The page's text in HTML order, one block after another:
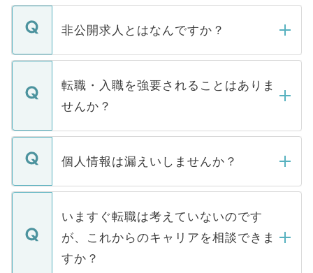
ご登録いただきましたら、弊社担当者がご
登録内容を確認し、その後メールもしくは
ます。通常、5営業日以内にはご連絡をせて
いただきますので、しばらくお待ちくださ
い。
非公開求人とはなんですか？
マイナビDOCTORで取り扱っている求人の
うち約3割は、Webサイトからご覧いただ
けない「非公開求人」です。非公開求人は
下記の理由によって、一般には公開してい
ません。
■応募殺到を避けるため 人気のある医療機
関を公にしてしまうと、応募が殺到する場
に、医療機関が求める条件に合った人材の
みを人材紹介会社に依頼するケースが増え
ています。
転職・入職を強要されることはありま
せんか？
転職・入職を強要することは一切ありませ
ん。また、仮に応募先から内定をいただい
定を承諾する必要はありません。内定先へ
の辞退の連絡はキャリアパートナーが行い
ますので、ご安心ください。
個人情報は漏えいしませんか？
個人情報が漏えいすることはありませんの
で、ご安心ください。当サイトからの登録
などで収集したご登録者様の個人情報は、
ご本人のキャリアアップおよび転職活動の
支援を目的に使用いたします。お預かりし
いますぐ転職は考えていないのです
が、これからのキャリアを相談できま
すか？